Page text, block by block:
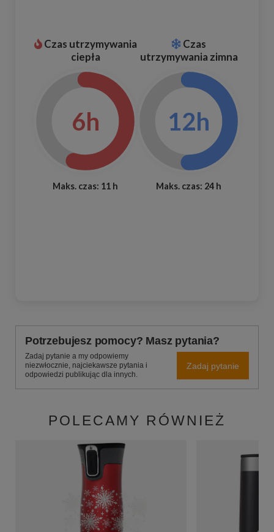
Czas utrzymywania
ciepła
6h
Maks. czas: 11 h
Czas
utrzymywania zimna
12h
Maks. czas: 24 h
Potrzebujesz pomocy? Masz pytania?
Zadaj pytanie a my odpowiemy
niezwłocznie, najciekawsze pytania i
odpowiedzi publikując dla innych.
Zadaj pytanie
POLECAMY RÓWNIEŻ